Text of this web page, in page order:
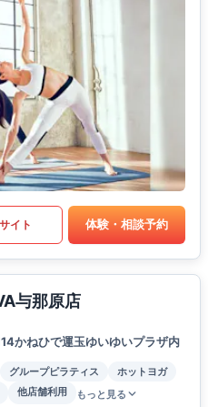
イト 体験・相談予約
与那原店
かねひで運玉ゆいゆいプラザ内
グループピラティス
ホットヨガ
他店舗利用 もっと見る